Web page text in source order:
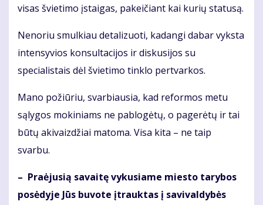
visas švietimo įstaigas, pakeičiant kai kurių statusą.
Nenoriu smulkiau detalizuoti, kadangi dabar vyksta
intensyvios konsultacijos ir diskusijos su
specialistais dėl švietimo tinklo pertvarkos.
Mano požiūriu, svarbiausia, kad reformos metu
sąlygos mokiniams ne pablogėtų, o pagerėtų ir tai
būtų akivaizdžiai matoma. Visa kita – ne taip
svarbu.
– Pra­ėju­sią sa­vai­tę vy­ku­sia­me mies­to ta­ry­bos
po­sė­dy­je Jūs bu­vo­te įtrauk­tas į sa­vi­val­dy­bės